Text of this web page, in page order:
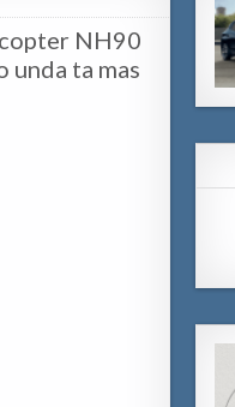
NH90
unda ta mas